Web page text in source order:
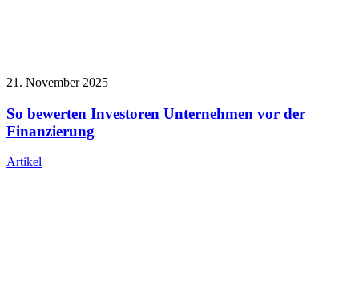
21. November 2025
So bewerten Investoren Unternehmen vor der
Finanzierung
Artikel